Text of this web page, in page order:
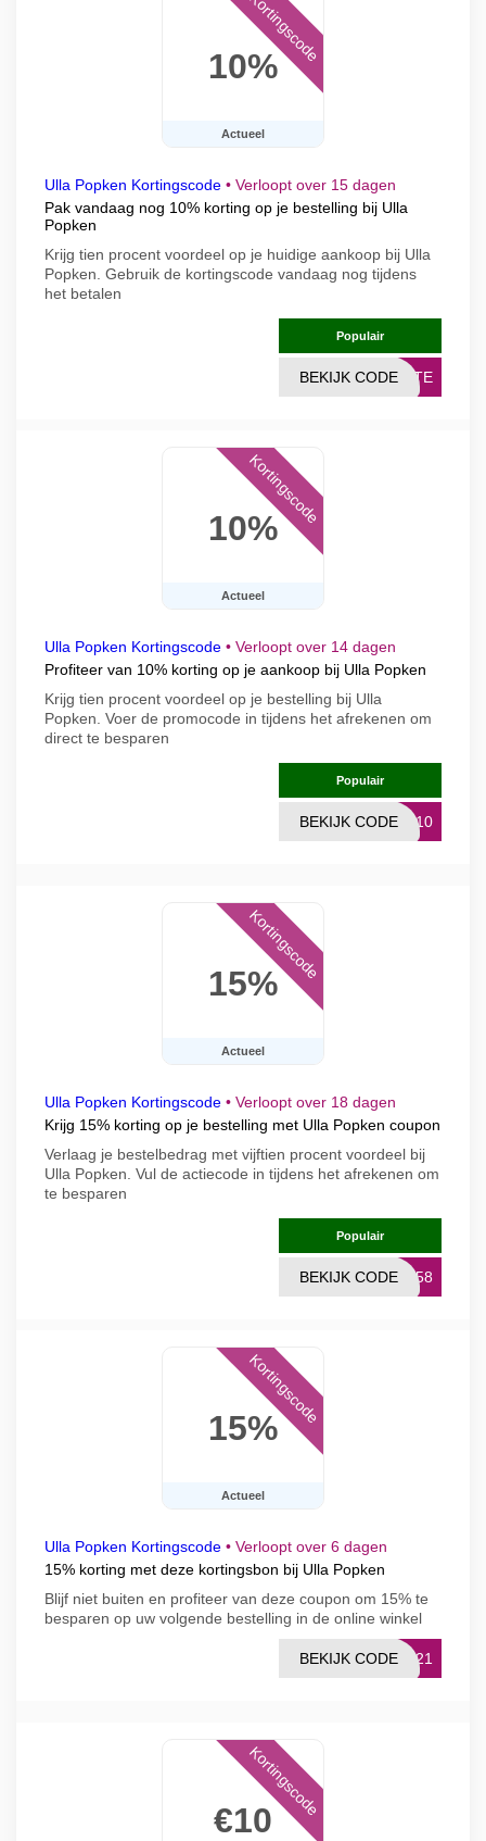
10%
Actueel
Kortingscode
Ulla Popken Kortingscode • Verloopt over 15 dagen
Pak vandaag nog 10% korting op je bestelling bij Ulla
Popken
Krijg tien procent voordeel op je huidige aankoop bij Ulla
Popken. Gebruik de kortingscode vandaag nog tijdens
het betalen
Populair
RATE
BEKIJK CODE
10%
Actueel
Kortingscode
Ulla Popken Kortingscode • Verloopt over 14 dagen
Profiteer van 10% korting op je aankoop bij Ulla Popken
Krijg tien procent voordeel op je bestelling bij Ulla
Popken. Voer de promocode in tijdens het afrekenen om
direct te besparen
Populair
ME10
BEKIJK CODE
15%
Actueel
Kortingscode
Ulla Popken Kortingscode • Verloopt over 18 dagen
Krijg 15% korting op je bestelling met Ulla Popken coupon
Verlaag je bestelbedrag met vijftien procent voordeel bij
Ulla Popken. Vul de actiecode in tijdens het afrekenen om
te besparen
Populair
1758
BEKIJK CODE
15%
Actueel
Kortingscode
Ulla Popken Kortingscode • Verloopt over 6 dagen
15% korting met deze kortingsbon bij Ulla Popken
Blijf niet buiten en profiteer van deze coupon om 15% te
besparen op uw volgende bestelling in de online winkel
CK21
BEKIJK CODE
€10
Kortingscode